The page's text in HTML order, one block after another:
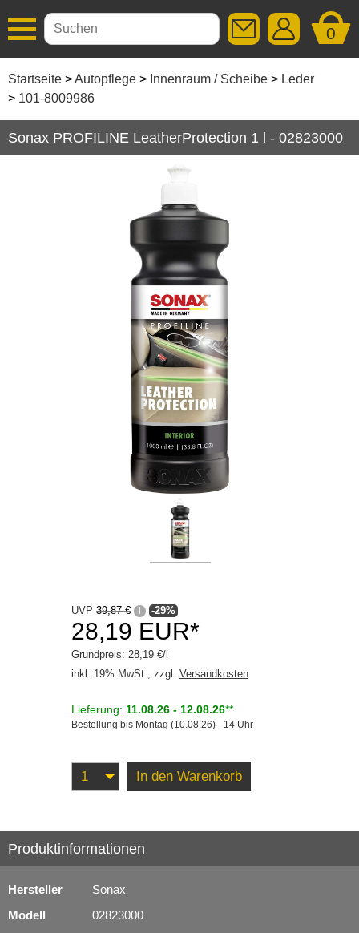
0
Startseite Autopflege Innenraum / Scheibe
Leder
101-8009986
Additive
Autopflege
Aussen / Lack
Scheibenwaschanlage
Serviceprodukte
Sonax PROFILINE LeatherProtection 1 l - 02823000
UVP 39,87 € i -29%
28,19 EUR*
Grundpreis: 28,19 €/l
inkl. 19% MwSt., zzgl. Versandkosten
Lieferung: 11.08.26 - 12.08.26**
Bestellung bis Montag (10.08.26) - 14 Uhr
In den Warenkorb
Produktinformationen
Hersteller
Sonax
Modell
02823000